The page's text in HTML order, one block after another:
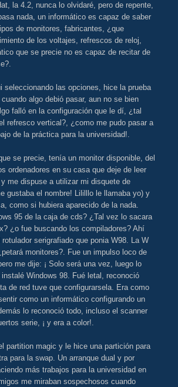
la 4.2, nunca lo olvidaré, pero de repente,
nada, un informático es capaz de saber
de monitores, fabricantes, ¿que
de los voltajes, refrescos de reloj,
que se precie no es capaz de recitar de
seleccionando las opciones, hice la prueba
algo debió pasar, aun no se bien
falló en la configuración que le dí, ¿tal
refresco vertical?, ¿como me pudo pasar a
de la práctica para la universidad!.
se precie, tenía un monitor disponible, del
ordenadores en su casa que deje de leer
me dispuse a utilizar mi disquete de
gustaba el nombre! Lililllo le llamaba yo) y
como si hubiera aparecido de la nada.
95 de la caja de cds? ¿Tal vez lo sacara
¿o fue buscando los compiladores? Ahí
serigrafiado que ponia W98. La W
monitores?. Fue un impulso loco de
me dije: ¡ Solo será una vez, luego lo
Windows 98. Fué letal, reconoció
de red tuve que configurarsela. Era como
como un informático configurando un
lo reconoció todo, incluso el scanner
serie, ¡ y era a color!.
partition magic y le hice una partición para
para la swap. Un arranque dual y por
más trabajos para la universidad en
me miraban sospechosos cuando